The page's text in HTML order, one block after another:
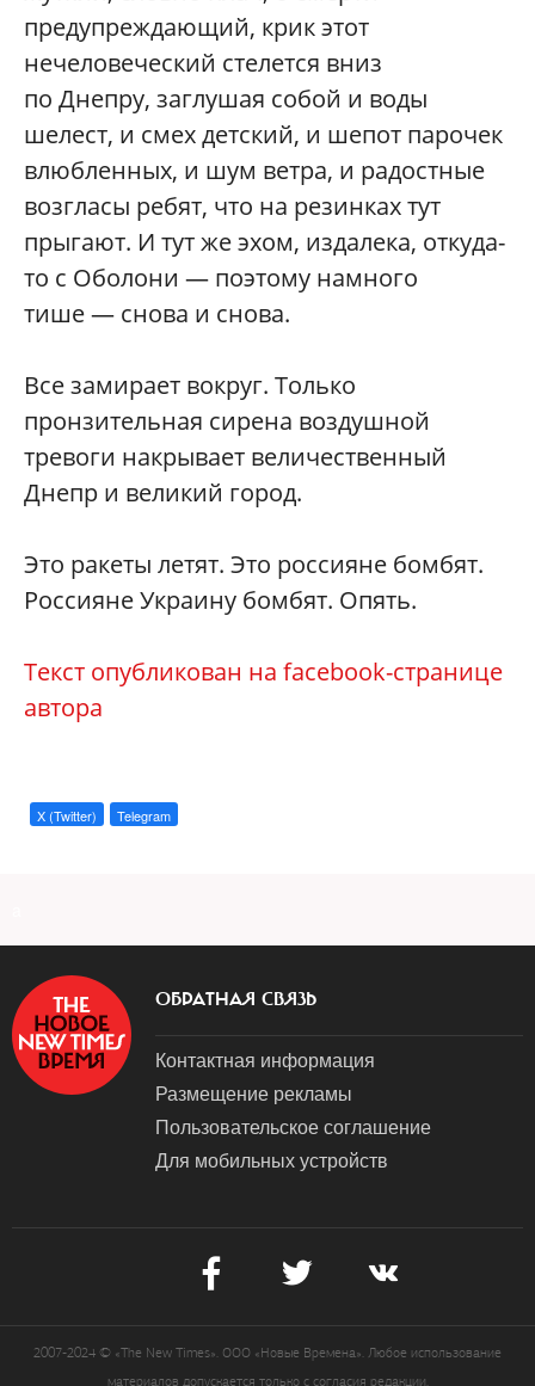
предупреждающий, крик этот
нечеловеческий стелется вниз
по Днепру, заглушая собой и воды
шелест, и смех детский, и шепот парочек
влюбленных, и шум ветра, и радостные
возгласы ребят, что на резинках тут
прыгают. И тут же эхом, издалека, откуда-
то с Оболони — поэтому намного
тише — снова и снова.
Все замирает вокруг. Только
пронзительная сирена воздушной
тревоги накрывает величественный
Днепр и великий город.
Это ракеты летят. Это россияне бомбят.
Россияне Украину бомбят. Опять.
Текст опубликован на facebook-странице
автора
X (Twitter) Telegram
ОБРАТНАЯ СВЯЗЬ
Контактная информация
Размещение рекламы
Пользовательское соглашение
Для мобильных устройств
2007-2024 © «The New Times». ООО «Новые Времена». Любое использование
материалов допускается только с согласия редакции.